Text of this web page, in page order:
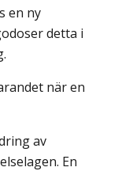
en ny
detta i
när en
av
En